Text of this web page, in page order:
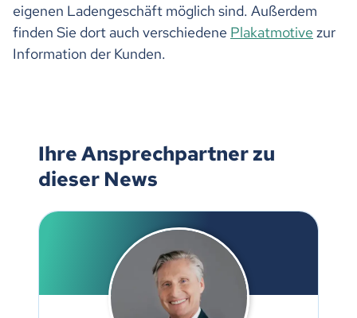
eigenen Ladengeschäft möglich sind. Außerdem
finden Sie dort auch verschiedene Plakatmotive zur
Information der Kunden.
Ihre Ansprechpartner zu
dieser News